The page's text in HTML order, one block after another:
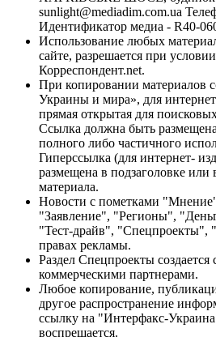
sunlight@mediadim.com.ua
Идентификатор медиа - R40-
Использование любых
сайте, разрешается при
Корреспондент.net.
При копировании материалов
Украины и мира», для
прямая открытая для
Ссылка должна быть
полного либо частичного
Гиперссылка (для интернет-
размещена в подзаголовке или
материала.
Новости с пометками
"Заявление", "Регионы",
"Тест-драйв", "Спецпроекты",
правах рекламы.
Раздел Спецпроекты создается
коммерческими партнерами.
Любое копирование,
другое распространение
ссылку на "Интерфакс-
воспрещается.